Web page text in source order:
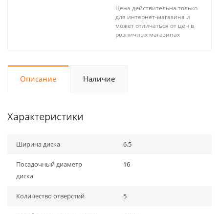
Цена действительна только
для интернет-магазина и
может отличаться от цен в
розничных магазинах
Описание Наличие
Характеристики
Ширина диска 6.5
Посадочный диаметр
диска
16
Количество отверстий 5